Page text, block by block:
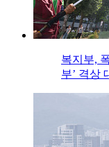
복지부,
부’ 격상